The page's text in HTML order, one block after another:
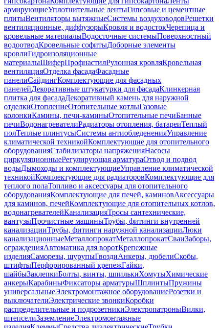
армирующиеУплотнительные лентыГипсовые и цементные
плитыВентиляторы вытяжныеСистемы воздуховодовРешетки
вентиляционные, диффузорыКровля и водостокЧерепица и
кровельные материалыВодосточные системыПоверхностный
водоотводКровельные софитыДоборные элементы
кровлиГидроизоляционные
материалыШиферПрофнастилРулонная кровляКровельная
вентиляцияОтделка фасадаФасадные
панелиСайдингКомплектующие для фасадных
панелейДекоративные штукатурки для фасадаКлинкерная
плитка для фасадаДекоративный камень для наружной
отделкиОтоплениеОтопительные котлыГазовые
колонкиКамины, печи-каминыОтопительные печиБанные
печиВодонагревателиРадиаторы отопления, батареиТеплый
полТеплые плинтусыСистемы антиобледененияУправление
климатической техникойКомплектующие для отопительного
оборудованияСтабилизаторы напряженияНасосы
циркуляционныеРегулирующая арматураОтвод и подвод
водыДымоходы и комплектующиеУправление климатической
техникойКомплектующие для радиаторовКомплектующие для
теплого полаТопливо и аксессуары для отопительного
оборудованияКомплектующие для печей, каминовАксессуары
для каминов, печейКомплектующие для отопительных котлов,
водонагревателейКанализацияТросы сантехнические,
вантузыПрочистные машиныТрубы, фитинги внутренней
канализацииТрубы, фитинги наружной канализацииЛюки
канализационныеМеталлопрокатМеталлопрокатСваиЗаборы,
огражденияАвтоматика для воротКрепежные
изделияСаморезы, шурупыГвоздиАнкеры, дюбелиСкобы,
штифтыПерфорированный крепежГайки,
шайбыЗаклепкиБолты, винты, шпилькиХомутыХимические
анкерыКарабиныФиксаторы арматурыШплинтыПружины
универсальныеЭлектромонтажное оборудованиеРозетки и
выключателиЭлектрические звонкиКоробки
распределительные и подрозетникиЭлектропатроныВилки,
штепселиЗаземлениеЭлектромонтажные